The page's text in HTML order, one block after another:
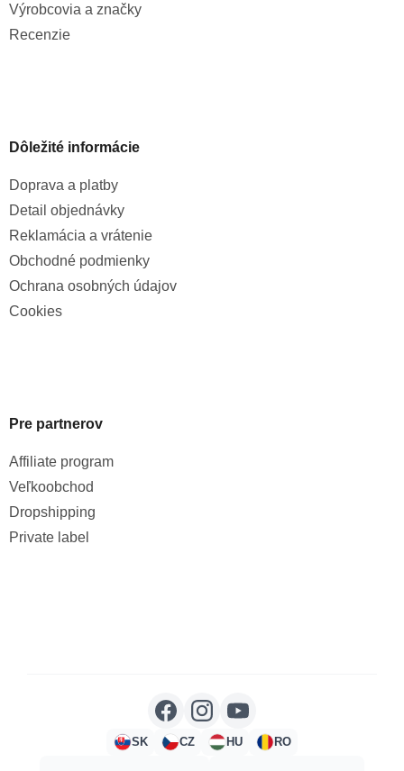
Výrobcovia a značky
Recenzie
Dôležité informácie
Doprava a platby
Detail objednávky
Reklamácia a vrátenie
Obchodné podmienky
Ochrana osobných údajov
Cookies
Pre partnerov
Affiliate program
Veľkoobchod
Dropshipping
Private label
SK CZ HU RO